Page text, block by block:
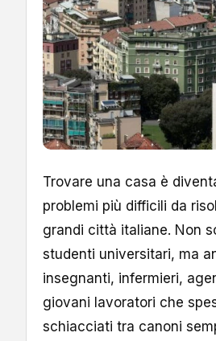
Trovare una casa è
problemi più difficili da
grandi città italiane. Non
studenti universitari, ma
insegnanti, infermieri,
giovani lavoratori che
schiacciati tra canoni